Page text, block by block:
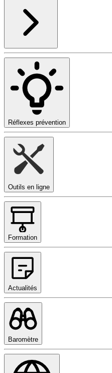
Réflexes prévention
Outils en ligne
Formation
Actualités
Baromètre